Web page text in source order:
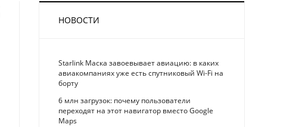
НОВОСТИ
Starlink Маска завоевывает авиацию: в каких
авиакомпаниях уже есть спутниковый Wi-Fi на
борту
6 млн загрузок: почему пользователи
переходят на этот навигатор вместо Google
Maps